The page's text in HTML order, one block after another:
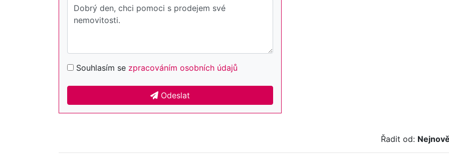
Souhlasím se zpracováním osobních údajů
Odeslat
Řadit od: